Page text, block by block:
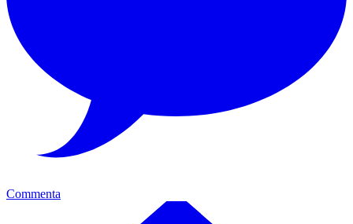
Commenta